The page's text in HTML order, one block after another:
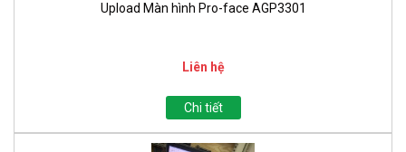
Upload Màn hình Pro-face AGP3301
Liên hệ
Chi tiết